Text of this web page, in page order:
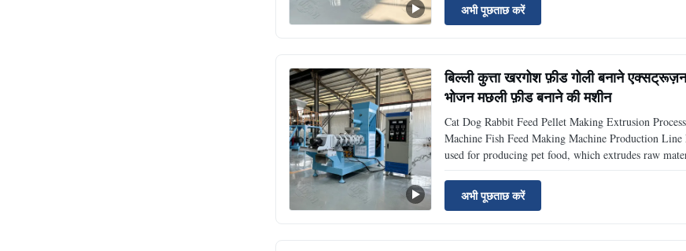
अभी पूछताछ करें
बिल्ली कुत्ता खरगोश फ़ीड गोली बनाने
भोजन मछली फ़ीड बनाने की मशीन
Cat Dog Rabbit Feed Pellet Making Extrusion
Machine Fish Feed Making Machine Production
used for producing pet food, which extrudes raw
अभी पूछताछ करें